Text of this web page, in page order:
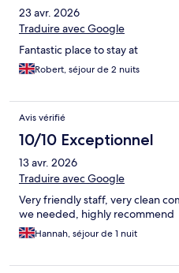
23 avr. 2026
Traduire avec Google
Fantastic place to stay at
Robert, séjour de 2 nuits
Avis vérifié
10/10 Exceptionnel
13 avr. 2026
Traduire avec Google
Very friendly staff, very clean
we needed, highly recommend
Hannah, séjour de 1 nuit